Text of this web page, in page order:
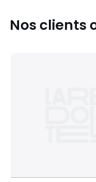
Nos clients